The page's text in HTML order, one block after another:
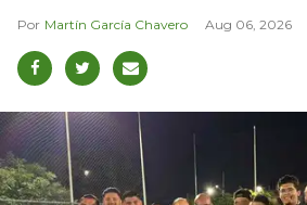
Martín García Chavero Aug 06, 2026